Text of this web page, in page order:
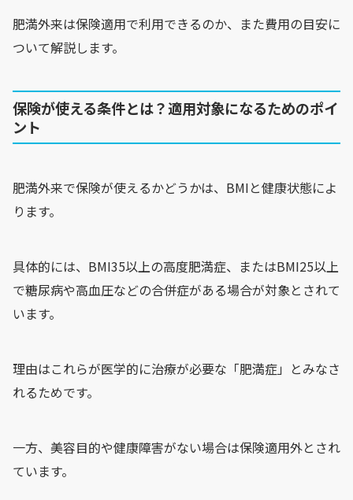
肥満外来は保険適用で利用できるのか、また費用の目安に
ついて解説します。
保険が使える条件とは？適用対象になるためのポイ
ント
肥満外来で保険が使えるかどうかは、BMIと健康状態によ
ります。
具体的には、BMI35以上の高度肥満症、またはBMI25以上
で糖尿病や高血圧などの合併症がある場合が対象とされて
います。
理由はこれらが医学的に治療が必要な「肥満症」とみなさ
れるためです。
一方、美容目的や健康障害がない場合は保険適用外とされ
ています。